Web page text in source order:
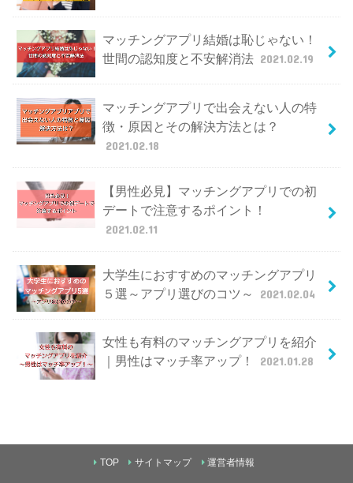
マッチングアプリ結婚は恥じゃない！
世間の認知度と不安解消法 2021.02.19
マッチングアプリで出会えない人の特
徴・原因とその解決方法とは？
2021.02.18
【男性必見】マッチングアプリでの初
デートで注意するポイント！
2021.02.11
大学生におすすめのマッチングアプリ
５選～アプリ選びのコツ～
2021.02.04
女性も有料のマッチングアプリを紹介
｜男性はマッチ率アップ！
2021.01.28
TOP サイトマップ 運営者情報